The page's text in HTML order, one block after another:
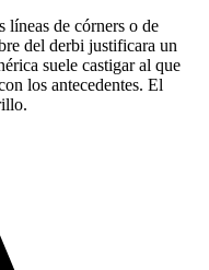
líneas de córners o de
del derbi justificara un
suele castigar al que
los antecedentes. El